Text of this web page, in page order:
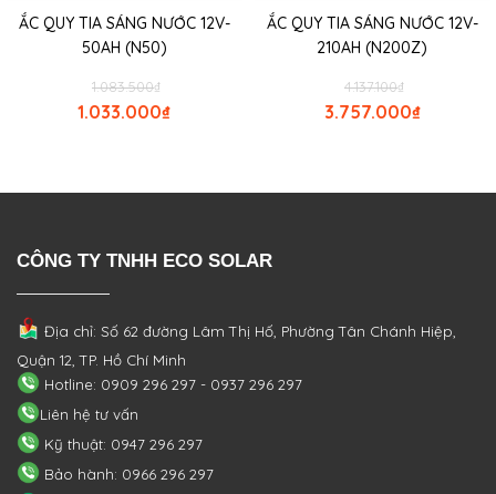
ẮC QUY TIA SÁNG NƯỚC 12V-
50AH (N50)
₫
1.083.500
₫
1.033.000
ẮC QUY TIA SÁNG NƯỚC 12V-
210AH (N200Z)
₫
4.137.100
₫
3.757.000
CÔNG TY TNHH ECO SOLAR
Địa chỉ: Số 62 đường Lâm Thị Hố, PhườngTân Chánh Hiệp,
Quận 12, TP. Hồ Chí Minh
Hotline: 0909 296 297 - 0937 296 297
Liên hệ tư vấn
Kỹ thuật: 0947 296 297
Bảo hành: 0966 296 297